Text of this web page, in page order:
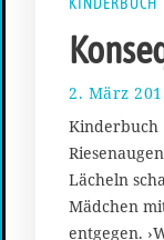
KINDERBUCH
2. März
Kinderbuch
Lächeln
Mädchen
entgegen.